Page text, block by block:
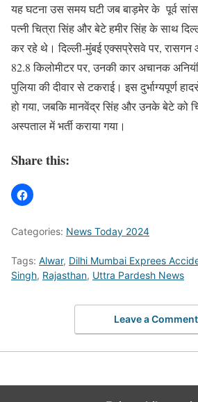
यह घटना उस समय घटी जब बाड़मेर के पूर्व
पत्नी चित्रा सिंह और बेटे हमीर सिंह के साथ
कर रहे थे। दिल्ली-मुंबई एक्सप्रेसवे पर,
82.8 किलोमीटर पर, उनकी कार अचानक
पुलिया की दीवार से टकराई। इस दुर्भाग्यपूर्ण
हो गया, जबकि मानवेंद्र सिंह और उनके बेटे को
अस्पताल में भर्ती कराया गया।
Share this:
Categories: News Today 2024
Tags: Alwar, Dilhi Mumbai Exprees
Singh, Rajasthan, Uttra Pardesh News
Leave a Comment